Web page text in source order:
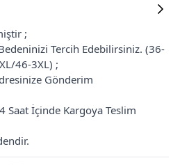
;
Tercih Edebilirsiniz. (36-
46-3XL) ;
Gönderim
İçinde Kargoya Teslim